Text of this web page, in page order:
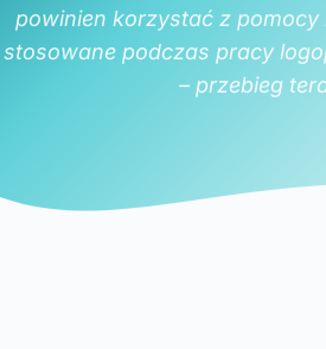
powinien korzystać z pomocy
stosowane podczas pracy
– przebieg